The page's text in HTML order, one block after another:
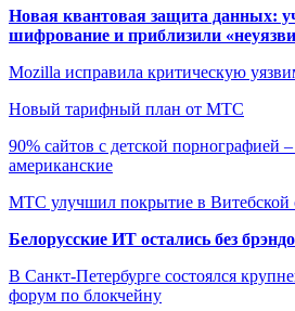
Новая квантовая защита данных:
шифрование и приблизили
Mozilla исправила критическую
Новый тарифный план от МТС
90% сайтов с детской порнографией
американские
МТС улучшил покрытие в Витебской
Белорусские ИТ остались без
В Санкт-Петербурге состоялся
форум по блокчейну